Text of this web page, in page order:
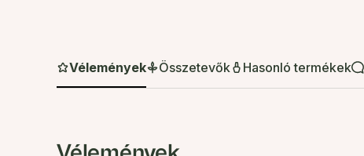
Vélemények Összetevők Hasonló termékek